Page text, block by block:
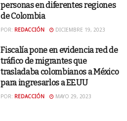
personas en diferentes regiones
de Colombia
POR: REDACCIÓN DICIEMBRE 19, 2023
Fiscalía pone en evidencia red de
tráfico de migrantes que
trasladaba colombianos a México
para ingresarlos a EE.UU
POR: REDACCIÓN MAYO 29, 2023